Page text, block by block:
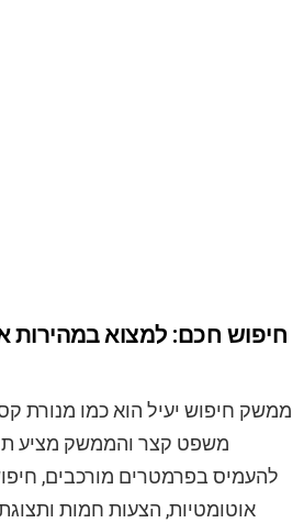
חיפוש חכם: למצוא
ממשק חיפוש יעיל הוא כמו מנורת
משפט קצר והממשק מציע
להעמיס בפרמטרים מורכבים,
אוטומטיות, הצעות חמות